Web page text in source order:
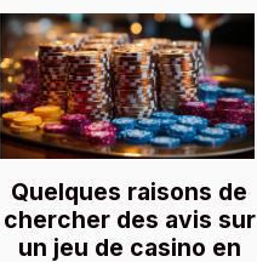
Quelques raisons de
chercher des avis sur
un jeu de casino en